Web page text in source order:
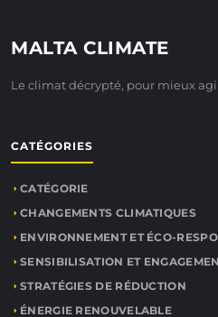
MALTA CLIMATE
Le climat décrypté, pour mieux
CATÉGORIES
CATÉGORIE
CHANGEMENTS CLIMATIQUES
ENVIRONNEMENT ET ÉCO-
SENSIBILISATION ET
STRATÉGIES DE RÉDUCTION
ÉNERGIE RENOUVELABLE